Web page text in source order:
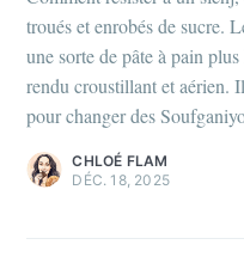
troués et enrobés de sucre.
une sorte de pâte à pain
rendu croustillant et aérien.
pour changer des
CHLOÉ FLAM
DÉC. 18, 2025